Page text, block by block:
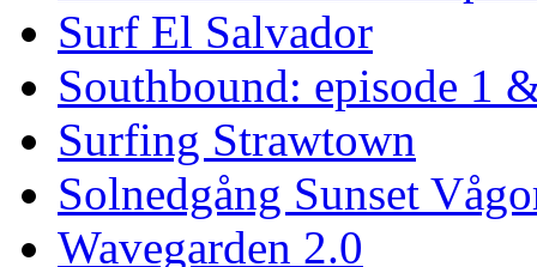
Surf El Salvador
Southbound: episode 1
Surfing Strawtown
Solnedgång Sunset
Wavegarden 2.0